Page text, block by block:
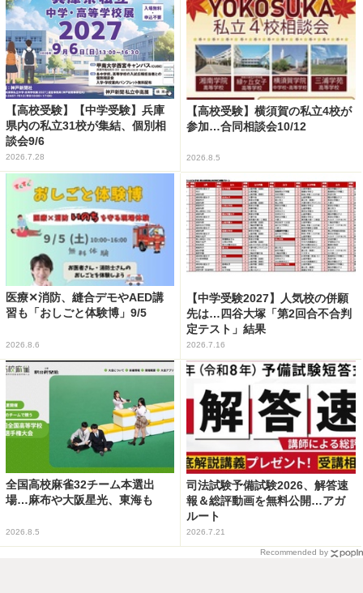
【高校受験】【中学受験】兵庫
県内の私立31校が集結、個別相
談会9/6
2026.7.28
【高校受験】横須賀の私立4校が
参加…合同相談会10/12
2026.8.5
医療✕消防、縫合デモやAED講
習も「おしごと体験博」9/5
2026.8.6
【中学受験2027】人気校の併願
先は…四谷大塚「第2回合不合判
定テスト」結果
2026.7.16
全国高校麻雀32チーム本選出
場…麻布や大阪星光、東海も
2026.8.5
司法試験予備試験2026、解答速
報＆総評動画を無料公開…アガ
ルート
2026.7.21
Recommended by